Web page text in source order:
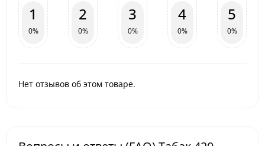
1
0%
2
0%
3
0%
4
0%
5
0%
Нет отзывов об этом товаре.